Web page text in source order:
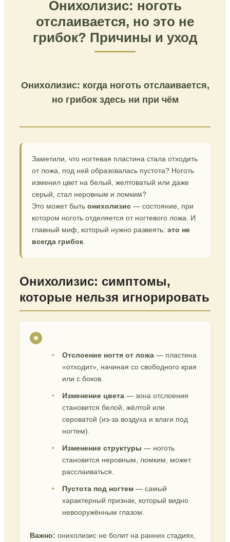
Онихолизис: ноготь
отслаивается, но это не
грибок? Причины и уход
Онихолизис: когда ноготь отслаивается,
но грибок здесь ни при чём
Заметили, что ногтевая пластина стала отходить
от ложа, под ней образовалась пустота? Ноготь
изменил цвет на белый, желтоватый или даже
серый, стал неровным и ломким?
Это может быть онихолизис— состояние, при
котором ноготь отделяется от ногтевого ложа. И
главный миф, который нужно развеять: это не
всегда грибок.
Онихолизис: симптомы,
которые нельзя игнорировать
Отслоение ногтя от ложа— пластина
«отходит», начиная со свободного края
или с боков.
Изменение цвета— зона отслоения
становится белой, жёлтой или
сероватой (из-за воздуха и влаги под
ногтем).
Изменение структуры — ноготь
становится неровным, ломким, может
расслаиваться.
Пустота под ногтем— самый
характерный признак, который видно
невооружённым глазом.
Важно: онихолизис не болит на ранних стадиях,